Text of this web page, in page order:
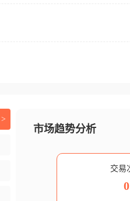
市场趋势分析
交易
0
>